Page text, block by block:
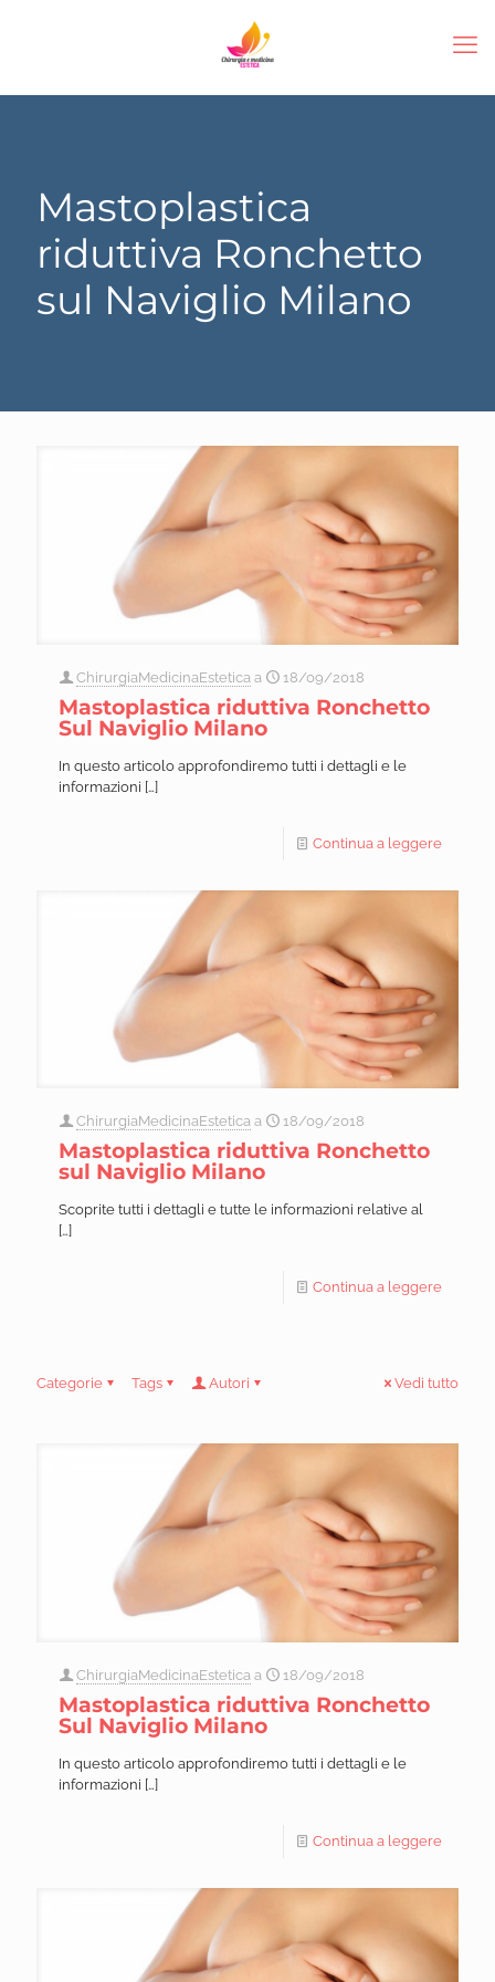
Mastoplastica
riduttiva Ronchetto
sul Naviglio Milano
ChirurgiaMedicinaEstetica a 18/09/2018
Mastoplastica riduttiva Ronchetto
Sul Naviglio Milano
In questo articolo approfondiremo tutti i dettagli e le
informazioni […]
Continua a leggere
ChirurgiaMedicinaEstetica a 18/09/2018
Mastoplastica riduttiva Ronchetto
sul Naviglio Milano
Scoprite tutti i dettagli e tutte le informazioni relative al
[…]
Continua a leggere
Categorie Tags Autori Vedi tutto
ChirurgiaMedicinaEstetica a 18/09/2018
Mastoplastica riduttiva Ronchetto
Sul Naviglio Milano
In questo articolo approfondiremo tutti i dettagli e le
informazioni […]
Continua a leggere